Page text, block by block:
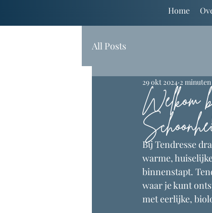
Home
All Posts
Welkom
29 okt 2024 2
Bij Tendresse
warme,
binnenstapt.
waar je kunt
met eerlijke,